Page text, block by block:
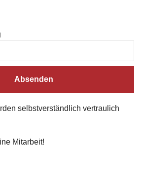
selbstverständlich vertraulich
Mitarbeit!